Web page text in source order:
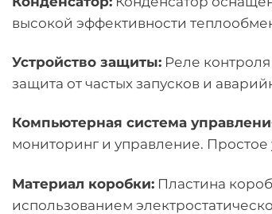
высокой эффективности
Устройство защиты: Реле
защита от частых запусков и
Компьютерная система
мониторинг и управление.
Материал коробки: Пластина
использованием